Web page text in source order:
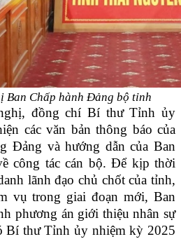
Ban Chấp hành Đảng bộ tỉnh
đồng chí Bí thư Tỉnh ủy
các văn bản thông báo của
Đảng và hướng dẫn của Ban
công tác cán bộ. Để kịp thời
lãnh đạo chủ chốt của tỉnh,
vụ trong giai đoạn mới, Ban
phương án giới thiệu nhân sự
Bí thư Tỉnh ủy nhiệm kỳ 2025